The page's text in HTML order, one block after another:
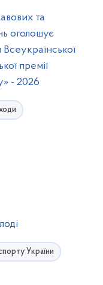
та
оголошує
премії
- 2026
України